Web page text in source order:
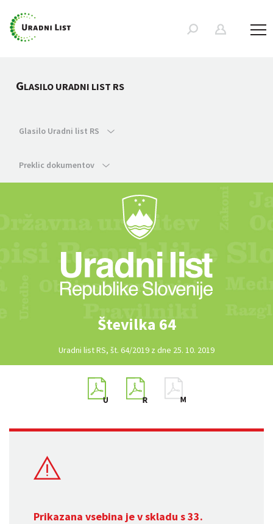
GLASILO URADNI LIST RS
Glasilo Uradni list RS
Preklic dokumentov
Številka 64
Uradni list RS, št. 64/2019 z dne 25. 10. 2019
Prikazana vsebina je v skladu s 33.